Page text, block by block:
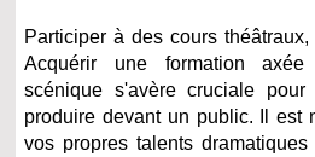
Participer à des cours
Acquérir une formation
scénique s'avère cruciale
produire devant un public. Il est
vos propres talents